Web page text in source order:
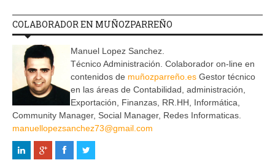
COLABORADOR EN MUÑOZPARREÑO
Manuel Lopez Sanchez.
Técnico Administración. Colaborador on-line en
contenidos de muñozparreño.es Gestor técnico
en las áreas de Contabilidad, administración,
Exportación, Finanzas, RR.HH, Informática,
Community Manager, Social Manager, Redes Informaticas.
manuellopezsanchez73@gmail.com